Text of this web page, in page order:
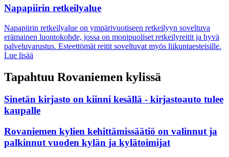
Napapiirin retkeilyalue
Napapiirin retkeilyalue on ympärivuotiseen retkeilyyn soveltuva
erämainen luontokohde, jossa on monipuoliset retkeilyreitit ja hyvä
palveluvarustus. Esteettömät reitit soveltuvat myös liikuntaesteisille.
Lue lisää
Tapahtuu Rovaniemen kylissä
Sinetän kirjasto on kiinni kesällä - kirjastoauto tulee
kaupalle
Rovaniemen kylien kehittämissäätiö on valinnut ja
palkinnut vuoden kylän ja kylätoimijat